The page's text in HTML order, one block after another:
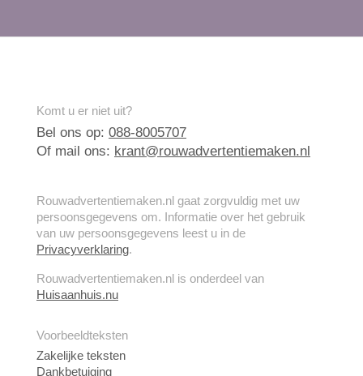
Komt u er niet uit?
Bel ons op: 088-8005707
Of mail ons: krant@rouwadvertentiemaken.nl
Rouwadvertentiemaken.nl gaat zorgvuldig met uw
persoonsgegevens om. Informatie over het gebruik
van uw persoonsgegevens leest u in de
Privacyverklaring.
Rouwadvertentiemaken.nl is onderdeel van
Huisaanhuis.nu
Voorbeeldteksten
Zakelijke teksten
Dankbetuiging